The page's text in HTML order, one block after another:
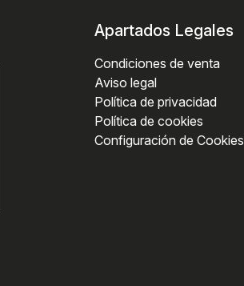
Apartados Legales
Condiciones de venta
Aviso legal
Política de privacidad
Política de cookies
Configuración de Cookies